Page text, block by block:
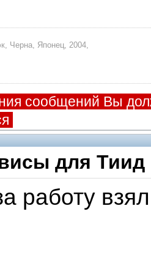
Черна, Японец, 2004,
сообщений Вы
для Тиид
работу